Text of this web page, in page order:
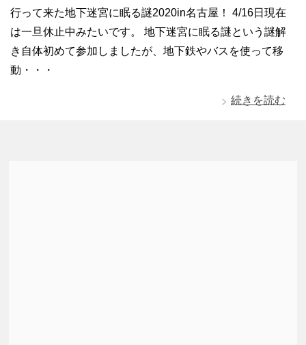
行って来た地下迷宮に眠る謎2020in名古屋！ 4/16日現在
は一旦休止中みたいです。 地下迷宮に眠る謎という謎解
き自体初めて参加しましたが、地下鉄やバスを使って移
動・・・
続きを読む